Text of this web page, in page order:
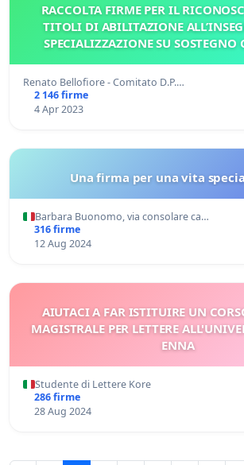
RACCOLTA FIRME PER IL
TITOLI DI ABILITAZIONE
SPECIALIZZAZIONE SU SOSTEGNO
Renato Bellofiore - Comitato D.P.…
2 146 firme
4 Apr 2023
Una firma per una vita
Barbara Buonomo, via consolare ca…
316 firme
12 Aug 2024
AIUTACI A FAR ISTITUIRE UN
MAGISTRALE PER LETTERE
ENNA
Studente di Lettere Kore
286 firme
28 Aug 2024